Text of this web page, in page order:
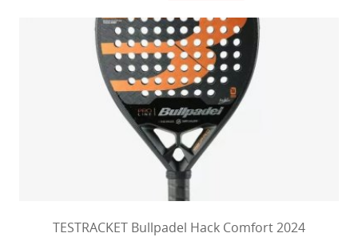
TESTRACKET Bullpadel Hack Comfort 2024